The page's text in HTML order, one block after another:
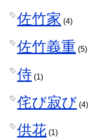
佐竹家 (4)
佐竹義重 (5)
侍 (1)
侘び寂び (4)
供花 (1)